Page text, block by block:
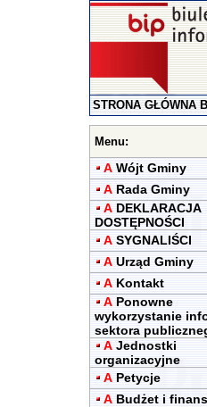
STRONA GŁÓWNA
Menu:
A Wójt Gminy
A Rada Gminy
A DEKLARACJA
DOSTĘPNOŚCI
A SYGNALIŚCI
A Urząd Gminy
A Kontakt
A Ponowne
wykorzystanie
sektora
A Jednostki
organizacyjne
A Petycje
A Budżet i